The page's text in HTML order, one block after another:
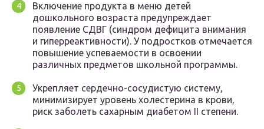
Включение продукта в меню детей
дошкольного возраста предупреждает
появление СДВГ (синдром дефицита внимания
и гиперреактивности). У подростков отмечается
повышение успеваемости в освоении
различных предметов школьной программы.
Укрепляет сердечно-сосудистую систему,
минимизирует уровень холестерина в крови,
риск заболеть сахарным диабетом II степени.